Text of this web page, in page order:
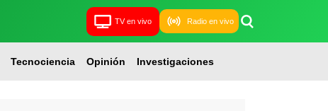
TV en vivo Radio en vivo
Tecnociencia Opinión Investigaciones